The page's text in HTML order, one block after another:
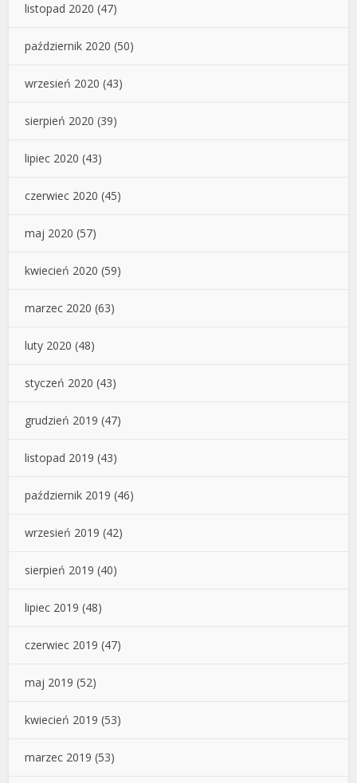
listopad 2020 (47)
październik 2020 (50)
wrzesień 2020 (43)
sierpień 2020 (39)
lipiec 2020 (43)
czerwiec 2020 (45)
maj 2020 (57)
kwiecień 2020 (59)
marzec 2020 (63)
luty 2020 (48)
styczeń 2020 (43)
grudzień 2019 (47)
listopad 2019 (43)
październik 2019 (46)
wrzesień 2019 (42)
sierpień 2019 (40)
lipiec 2019 (48)
czerwiec 2019 (47)
maj 2019 (52)
kwiecień 2019 (53)
marzec 2019 (53)